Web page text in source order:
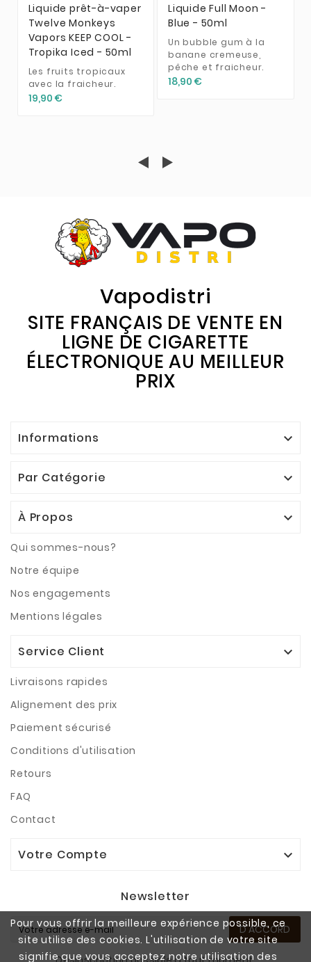
Pour vous offrir la meilleure expérience possible, ce
site utilise des cookies. L'utilisation de votre site
signifie que vous acceptez notre utilisation des
Liquide prêt-à-vaper
Twelve Monkeys
Vapors KEEP COOL -
Tropika Iced - 50ml
Les fruits tropicaux
avec la fraicheur.
19,90 €
Liquide Full Moon -
Blue - 50ml
Un bubble gum à la
banane cremeuse,
pêche et fraicheur.
18,90 €
Vapodistri
SITE FRANÇAIS DE VENTE EN
LIGNE DE CIGARETTE
ÉLECTRONIQUE AU MEILLEUR
PRIX
Informations 
Par Catégorie 
À Propos 
Qui sommes-nous?
Notre équipe
Nos engagements
Mentions légales
Service Client 
Livraisons rapides
Alignement des prix
Paiement sécurisé
Conditions d'utilisation
Retours
FAQ
Contact
Votre Compte 
Newsletter
D'ACCORD